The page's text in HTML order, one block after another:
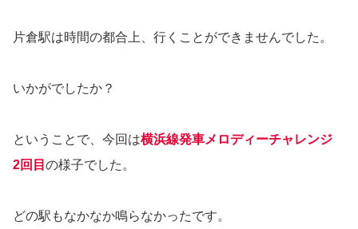
片倉駅は時間の都合上、行くことができませんでした。
いかがでしたか？
ということで、今回は横浜線発車メロディーチャレンジ
2回目 の様子でした。
どの駅もなかなか鳴らなかったです。